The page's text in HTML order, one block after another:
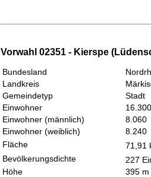
Vorwahl 02351 - Kierspe
Bundesland
Landkreis
Gemeindetyp
Stadt
Einwohner
16.300
Einwohner (männlich)
8.060
Einwohner (weiblich)
8.240
Fläche
71,91
Bevölkerungsdichte
227
Höhe
395 m